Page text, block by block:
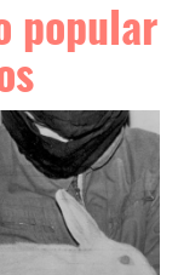
popular